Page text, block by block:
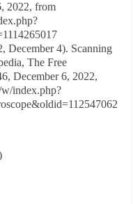
2022, from
December 4). Scanning
The Free
December 6, 2022,
index.php?